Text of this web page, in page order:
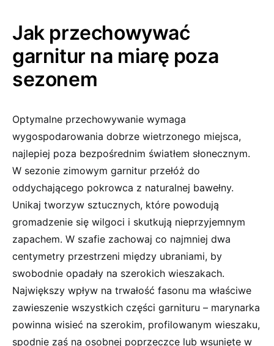
Jak przechowywać
garnitur na miarę poza
sezonem
Optymalne przechowywanie wymaga
wygospodarowania dobrze wietrzonego miejsca,
najlepiej poza bezpośrednim światłem słonecznym.
W sezonie zimowym garnitur przełóż do
oddychającego pokrowca z naturalnej bawełny.
Unikaj tworzyw sztucznych, które powodują
gromadzenie się wilgoci i skutkują nieprzyjemnym
zapachem. W szafie zachowaj co najmniej dwa
centymetry przestrzeni między ubraniami, by
swobodnie opadały na szerokich wieszakach.
Największy wpływ na trwałość fasonu ma właściwe
zawieszenie wszystkich części garnituru – marynarka
powinna wisieć na szerokim, profilowanym wieszaku,
spodnie zaś na osobnej poprzeczce lub wsunięte w